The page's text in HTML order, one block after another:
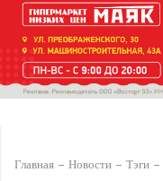
Главная Новости Тэги